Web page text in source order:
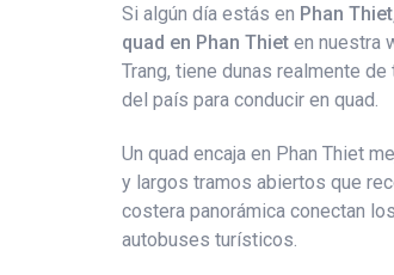
Si algún día estás en Phan
quad en Phan Thiet en nuestra
Trang, tiene dunas realmente
del país para conducir en quad.
Un quad encaja en Phan Thiet
y largos tramos abiertos que
costera panorámica conectan
autobuses turísticos.